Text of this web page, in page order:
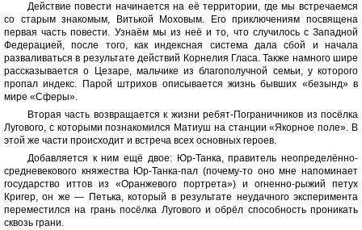
Действие повести начинается на её территории, где мы встречаемся
со старым знакомым, Витькой Моховым. Его приключениям посвящена
первая часть повести. Узнаём мы из неё и то, что случилось с Западной
Федерацией, после того, как индексная система дала сбой и начала
разваливаться в результате действий Корнелия Гласа. Также намного шире
рассказывается о Цезаре, мальчике из благополучной семьи, у которого
пропал индекс. Парой штрихов описывается жизнь бывших «безынд» в
мире «Сферы».
Вторая часть возвращается к жизни ребят-Пограничников из посёлка
Лугового, с которыми познакомился Матиуш на станции «Якорное поле». В
этой же части происходит и встреча всех основных героев.
Добавляется к ним ещё двое: Юр-Танка, правитель неопределённо-
средневекового княжества Юр-Танка-пал (почему-то оно мне напоминает
государство иттов из «Оранжевого портрета») и огненно-рыжий петух
Кригер, он же — Петька, который в результате неудачного эксперимента
переместился на грань посёлка Лугового и обрёл способность проникать
сквозь грани.